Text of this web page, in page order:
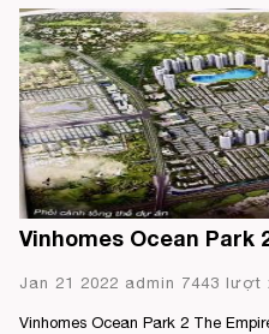
Vinhomes Ocean Park
Jan 21 2022 admin 7443 lượt
Vinhomes Ocean Park 2 The